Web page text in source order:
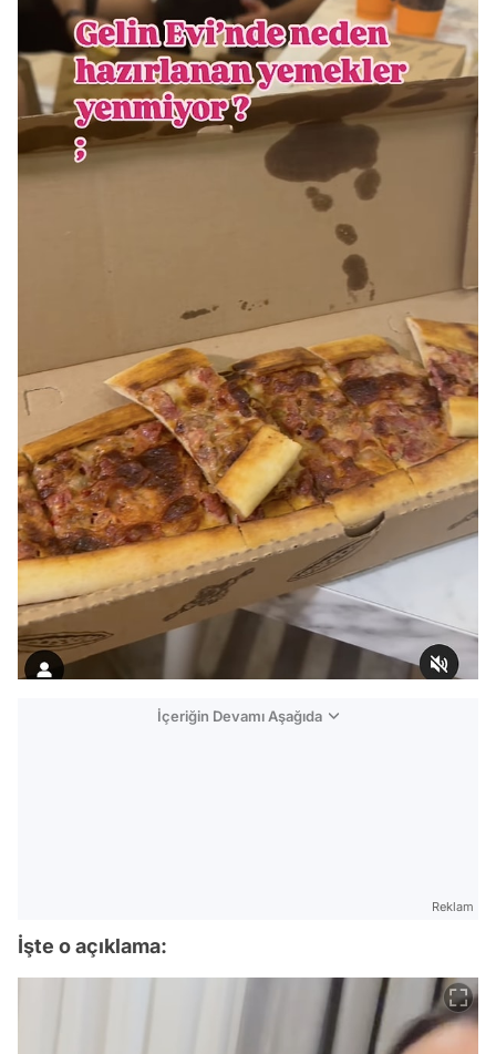
İçeriğin Devamı Aşağıda
Reklam
İşte o açıklama: